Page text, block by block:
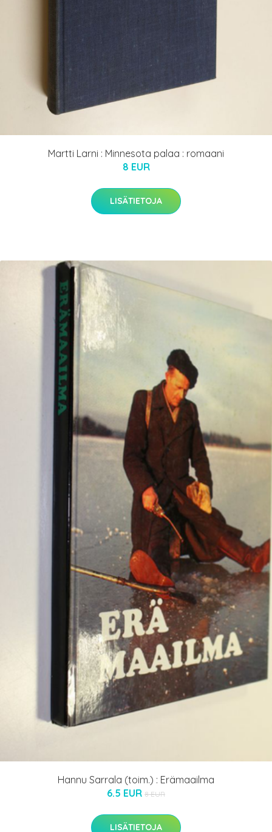
Martti Larni : Minnesota palaa : romaani
8 EUR
LISÄTIETOJA
Hannu Sarrala (toim.) : Erämaailma
6.5 EUR 8 EUR
LISÄTIETOJA